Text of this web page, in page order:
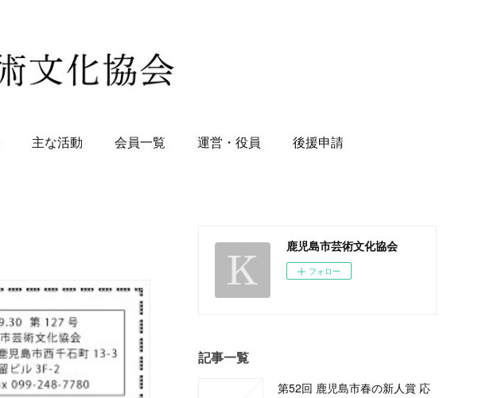
主な活動 会員一覧 運営・役員 後援申請
鹿児島市芸術文化協会
フォロー
記事一覧
第52回 鹿児島市春の新人賞 応